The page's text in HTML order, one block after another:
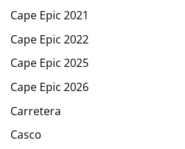
Cape Epic 2021
Cape Epic 2022
Cape Epic 2025
Cape Epic 2026
Carretera
Casco